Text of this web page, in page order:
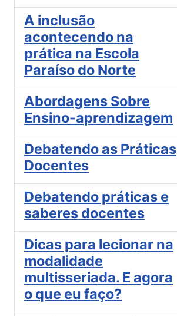
A inclusão
acontecendo na
prática na Escola
Paraíso do Norte
Abordagens Sobre
Ensino-aprendizagem
Debatendo as Práticas
Docentes
Debatendo práticas e
saberes docentes
Dicas para lecionar na
modalidade
multisseriada. E agora
o que eu faço?